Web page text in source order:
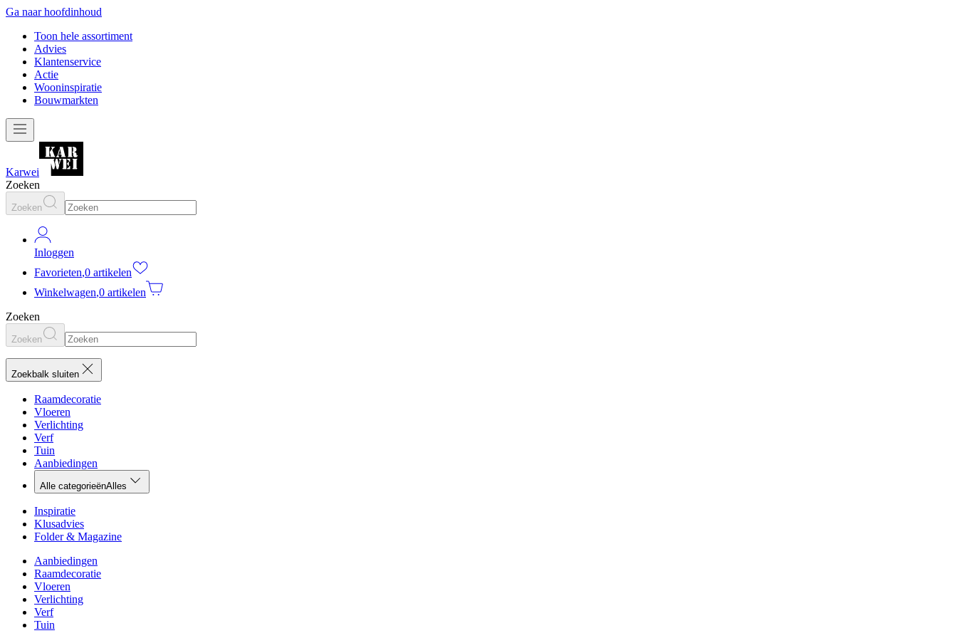
Ga naar hoofdinhoud
Toon hele assortiment
Advies
Klantenservice
Actie
Wooninspiratie
Bouwmarkten
Karwei
Zoeken
Zoeken
Inloggen
Favorieten,0 artikelen
Winkelwagen,0 artikelen
Zoeken
Zoeken
Zoekbalk sluiten
Raamdecoratie
Vloeren
Verlichting
Verf
Tuin
Aanbiedingen
Alle categorieënAlles
Inspiratie
Klusadvies
Folder & Magazine
Aanbiedingen
Raamdecoratie
Vloeren
Verlichting
Verf
Tuin